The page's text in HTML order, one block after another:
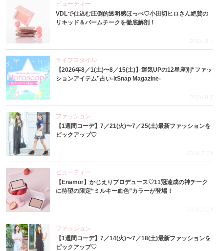
ビューティー
VDLで仕込む圧倒的透明感ほっぺ♡小田切ヒロさん絶賛の
リキッド＆バームチークを徹底解剖！
2026.8.4
ライフスタイル
【2026年8／1(土)〜8／15(土)】運気UPの12星座別“ファッ
ションアイテム”占い-itSnap Magazine-
2026.8.1
ファッション
【1週間コーデ】7／21(火)〜7／25(土)最新ファッションを
ピックアップ♡
2026.7.29
ビューティー
【Enamor】かじえりプロデュース♡11冠達成の神チーク
に待望の限定“ミルキー血色”カラーが登場！
2026.7.27
ファッション
【1週間コーデ】7／14(火)〜7／18(土)最新ファッションを
ピックアップ♡